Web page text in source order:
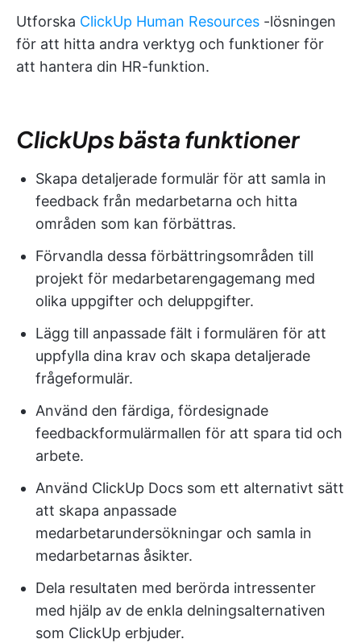
Utforska ClickUp Human Resources -lösningen
för att hitta andra verktyg och funktioner för
att hantera din HR-funktion.
ClickUps bästa funktioner
Skapa detaljerade formulär för att samla in
feedback från medarbetarna och hitta
områden som kan förbättras.
Förvandla dessa förbättringsområden till
projekt för medarbetarengagemang med
olika uppgifter och deluppgifter.
Lägg till anpassade fält i formulären för att
uppfylla dina krav och skapa detaljerade
frågeformulär.
Använd den färdiga, fördesignade
feedbackformulärmallen för att spara tid och
arbete.
Använd ClickUp Docs som ett alternativt sätt
att skapa anpassade
medarbetarundersökningar och samla in
medarbetarnas åsikter.
Dela resultaten med berörda intressenter
med hjälp av de enkla delningsalternativen
som ClickUp erbjuder.